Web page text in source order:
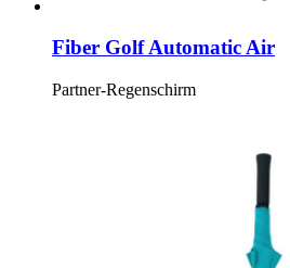
Fiber Golf Automatic Air
Partner-Regenschirm